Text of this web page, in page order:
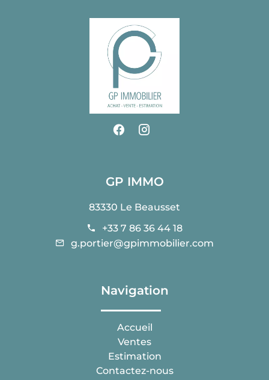
GP IMMO
83330 Le Beausset
+33 7 86 36 44 18
g.portier@gpimmobilier.com
Navigation
Accueil
Ventes
Estimation
Contactez-nous